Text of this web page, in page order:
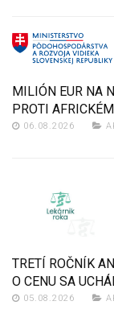
MILIÓN EUR NA
PROTI
06.08.2026
TRETÍ ROČNÍK
O CENU SA
05.08.2026